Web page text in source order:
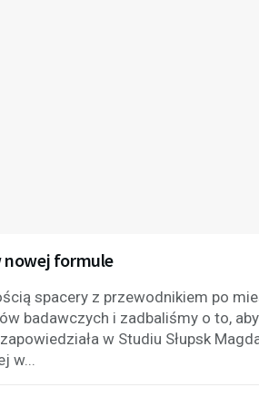
nowej formule
spacery z przewodnikiem po
badawczych i zadbaliśmy o to,
w Studiu Słupsk